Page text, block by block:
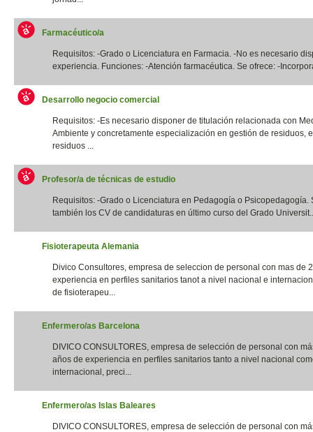
Farmacéutico/a
Requisitos: -Grado o Licenciatura en Farmacia. -No es necesario
experiencia. Funciones: -Atención farmacéutica. Se ofrece: -
Desarrollo negocio comercial
Requisitos: -Es necesario disponer de titulación relacionada con
Ambiente y concretamente especialización en gestión de residuos,
residuos ...
Profesor/a de técnicas de estudio
Requisitos: -Grado o Licenciatura en Pedagogía o Psicopedagogía.
también los CV de candidaturas en último curso del Grado
Fisioterapeuta Alemania
Divico Consultores, empresa de seleccion de personal con mas de
experiencia en perfiles sanitarios tanot a nivel nacional e
de fisioterapeu...
Enfermero/as Barcelona
DIVICO CONSULTORES, empresa de selección de personal con
años de experiencia en perfiles sanitarios tanto a nivel nacional
internacional, preci...
Enfermero/as Islas Baleares
DIVICO CONSULTORES, empresa de selección de personal con